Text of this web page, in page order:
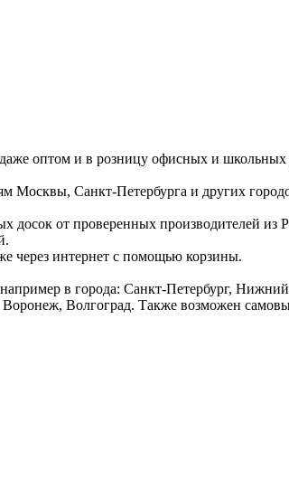
оптом и в розницу офисных и
Москвы, Санкт-Петербурга и других
досок от проверенных производителей
через интернет с помощью корзины.
в города: Санкт-Петербург,
Волгоград. Также возможен